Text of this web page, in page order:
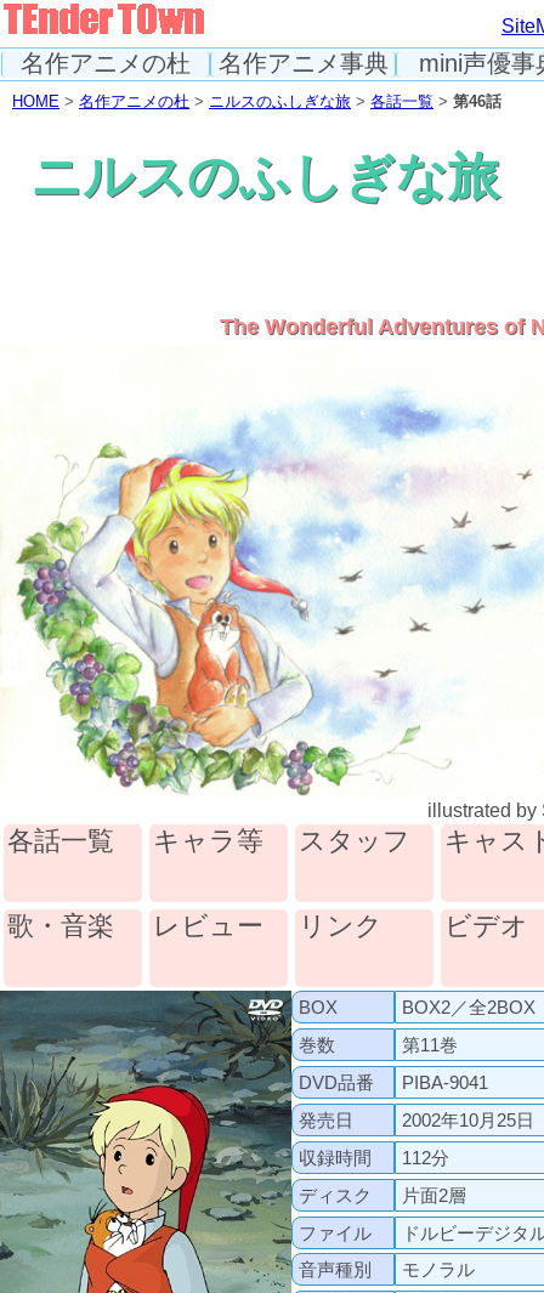
名作アニメの杜 名作アニメ事典 mini声優事
HOME > 名作アニメの杜 > ニルスのふしぎな旅 > 各話一覧 > 第46話
ニルスのふしぎな旅
The Wonderful Adventures of
illustrated by
各話一覧 キャラ等 スタッフ キャス
歌・音楽 レビュー リンク ビデオ
BOX
BOX2／全2BOX
巻数
第11巻
DVD品番
PIBA-9041
発売日
2002年10月25日
収録時間
112分
ディスク
片面2層
ファイル
ドルビーデジタ
音声種別
モノラル